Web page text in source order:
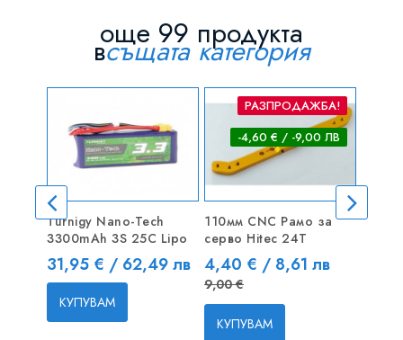
още 99 продукта
всъщата категория
Turnigy Nano-Tech
3300mAh 3S 25C Lipo
Цена
31,95 € / 62,49 лв
КУПУВАМ
РАЗПРОДАЖБА!
-4,60 € / -9,00 ЛВ
110мм CNC Рамо за
серво Hitec 24T
Цена
4,40 € / 8,61 лвРедовна
9,00 €
КУПУВАМ
7A